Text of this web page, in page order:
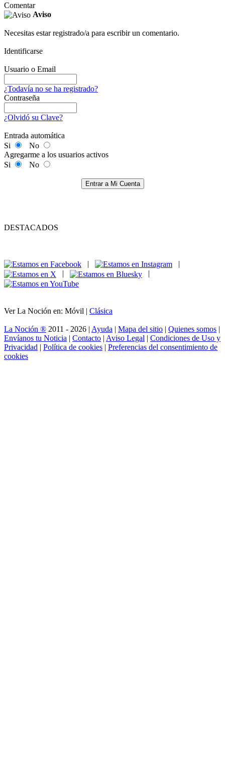
Comentar
Aviso
Necesitas estar registrado/a para escribir un comentario.
Identificarse
Usuario o Email
¿Todavía no se ha registrado?
Contraseña
¿Olvidó su Clave?
Entrada automática
Si
No
Agregarme a los usuarios activos
Si
No
Entrar a Mi Cuenta
DESTACADOS
|
|
|
|
Ver La Noción en: Móvil | Clásica
La Noción ® 2011 - 2026 | Ayuda | Mapa del sitio | Quienes somos |
Envíanos tu Noticia | Contacto | Aviso Legal | Condiciones de Uso y
Privacidad | Política de cookies | Preferencias del consentimiento de
cookies